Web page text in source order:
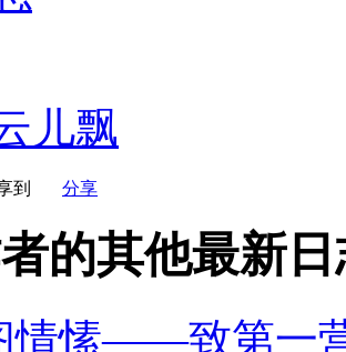
儿飘
到 分享
的其他最新日
情愫——致第一